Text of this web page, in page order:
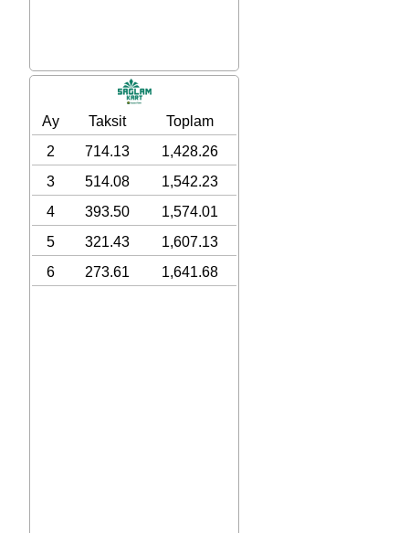
Ay Taksit
Toplam
2
714.13
1,428.26
3
514.08
1,542.23
4
393.50
1,574.01
5
321.43
1,607.13
6
273.61 1,641.68